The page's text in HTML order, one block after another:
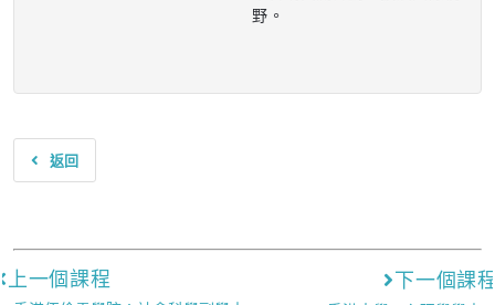
野。
返回
上一個課程 下一個課